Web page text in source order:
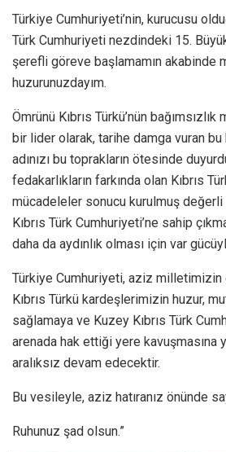
Türkiye Cumhuriyeti’nin, kurucusu
Türk Cumhuriyeti nezdindeki 15.
şerefli göreve başlamamın akabinde
huzurunuzdayım.
Ömrünü Kıbrıs Türkü’nün
bir lider olarak, tarihe damga vuran bu
adınızı bu toprakların ötesinde
fedakarlıkların farkında olan Kıbrıs
mücadeleler sonucu kurulmuş değerli
Kıbrıs Türk Cumhuriyeti’ne sahip
daha da aydınlık olması için var
Türkiye Cumhuriyeti, aziz milletimizin
Kıbrıs Türkü kardeşlerimizin huzur,
sağlamaya ve Kuzey Kıbrıs Türk
arenada hak ettiği yere kavuşmasına
aralıksız devam edecektir.
Bu vesileyle, aziz hatıranız önünde
Ruhunuz şad olsun.”